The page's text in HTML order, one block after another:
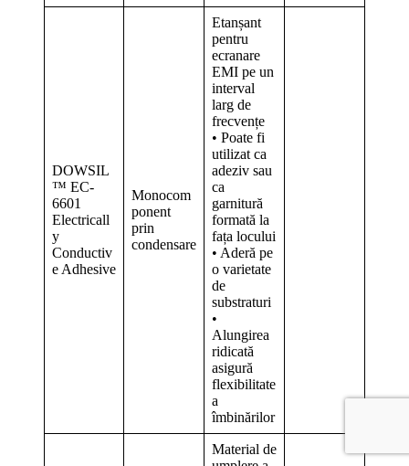
DOWSIL
™ EC-
6601
Electricall
y
Conductiv
e Adhesive
Monocom
ponent
prin
condensare
Etanșant
pentru
ecranare
EMI pe un
interval
larg de
frecvențe
• Poate fi
utilizat ca
adeziv sau
ca
garnitură
formată la
fața locului
• Aderă pe
o varietate
de
substraturi
•
Alungirea
ridicată
asigură
flexibilitate
a
îmbinărilor
Material de